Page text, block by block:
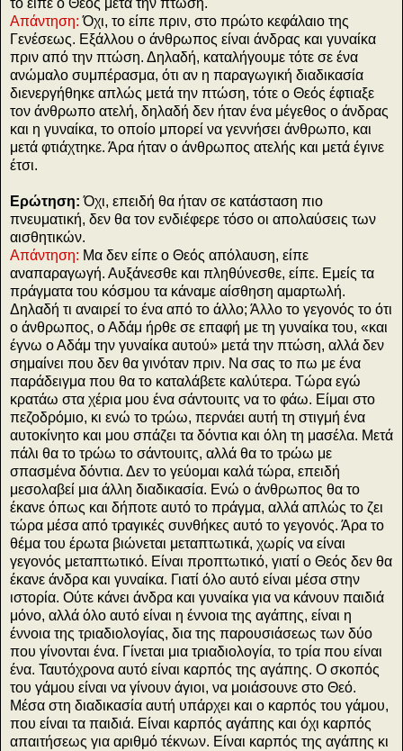
το είπε ο Θεός μετά την πτώση.
Απάντηση: Όχι, το είπε πριν, στο πρώτο κεφάλαιο της
Γενέσεως. Εξάλλου ο άνθρωπος είναι άνδρας και γυναίκα
πριν από την πτώση. Δηλαδή, καταλήγουμε τότε σε ένα
ανώμαλο συμπέρασμα, ότι αν η παραγωγική διαδικασία
διενεργήθηκε απλώς μετά την πτώση, τότε ο Θεός έφτιαξε
τον άνθρωπο ατελή, δηλαδή δεν ήταν ένα μέγεθος ο άνδρας
και η γυναίκα, το οποίο μπορεί να γεννήσει άνθρωπο, και
μετά φτιάχτηκε. Άρα ήταν ο άνθρωπος ατελής και μετά έγινε
έτσι.
Ερώτηση: Όχι, επειδή θα ήταν σε κατάσταση πιο
πνευματική, δεν θα τον ενδιέφερε τόσο οι απολαύσεις των
αισθητικών.
Απάντηση: Μα δεν είπε ο Θεός απόλαυση, είπε
αναπαραγωγή. Αυξάνεσθε και πληθύνεσθε, είπε. Εμείς τα
πράγματα του κόσμου τα κάναμε αίσθηση αμαρτωλή.
Δηλαδή τι αναιρεί το ένα από το άλλο; Άλλο το γεγονός το ότι
ο άνθρωπος, ο Αδάμ ήρθε σε επαφή με τη γυναίκα του, «και
έγνω ο Αδάμ την γυναίκα αυτού» μετά την πτώση, αλλά δεν
σημαίνει που δεν θα γινόταν πριν. Να σας το πω με ένα
παράδειγμα που θα το καταλάβετε καλύτερα. Τώρα εγώ
κρατάω στα χέρια μου ένα σάντουιτς να το φάω. Είμαι στο
πεζοδρόμιο, κι ενώ το τρώω, περνάει αυτή τη στιγμή ένα
αυτοκίνητο και μου σπάζει τα δόντια και όλη τη μασέλα. Μετά
πάλι θα το τρώω το σάντουιτς, αλλά θα το τρώω με
σπασμένα δόντια. Δεν το γεύομαι καλά τώρα, επειδή
μεσολαβεί μια άλλη διαδικασία. Ενώ ο άνθρωπος θα το
έκανε όπως και δήποτε αυτό το πράγμα, αλλά απλώς το ζει
τώρα μέσα από τραγικές συνθήκες αυτό το γεγονός. Άρα το
θέμα του έρωτα βιώνεται μεταπτωτικά, χωρίς να είναι
γεγονός μεταπτωτικό. Είναι προπτωτικό, γιατί ο Θεός δεν θα
έκανε άνδρα και γυναίκα. Γιατί όλο αυτό είναι μέσα στην
ιστορία. Ούτε κάνει άνδρα και γυναίκα για να κάνουν παιδιά
μόνο, αλλά όλο αυτό είναι η έννοια της αγάπης, είναι η
έννοια της τριαδιολογίας, δια της παρουσιάσεως των δύο
που γίνονται ένα. Γίνεται μια τριαδιολογία, το τρία που είναι
ένα. Ταυτόχρονα αυτό είναι καρπός της αγάπης. Ο σκοπός
του γάμου είναι να γίνουν άγιοι, να μοιάσουνε στο Θεό.
Μέσα στη διαδικασία αυτή υπάρχει και ο καρπός του γάμου,
που είναι τα παιδιά. Είναι καρπός αγάπης και όχι καρπός
απαιτήσεως για αριθμό τέκνων. Είναι καρπός της αγάπης κι